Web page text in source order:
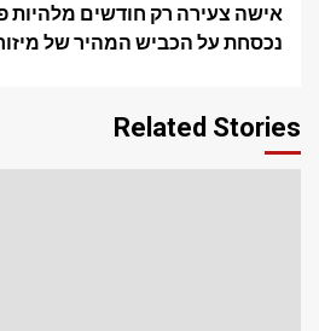
אישה צעירה רק חודשים
נכסחת על הכביש המהיר של
Related Stories